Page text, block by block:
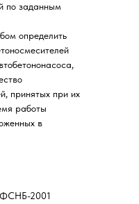
по заданным
определить
принятых при их
работы
в
ФСНБ-2001